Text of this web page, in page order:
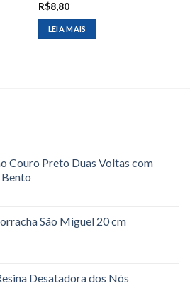
R$8,80
LEIA MAIS
Couro Preto Duas Voltas com
São Miguel 20 cm
Desatadora dos Nós